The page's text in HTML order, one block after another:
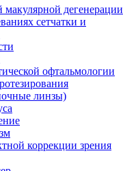
макулярной дегенерации
сетчатки и
офтальмологии
линзы)
коррекции зрения